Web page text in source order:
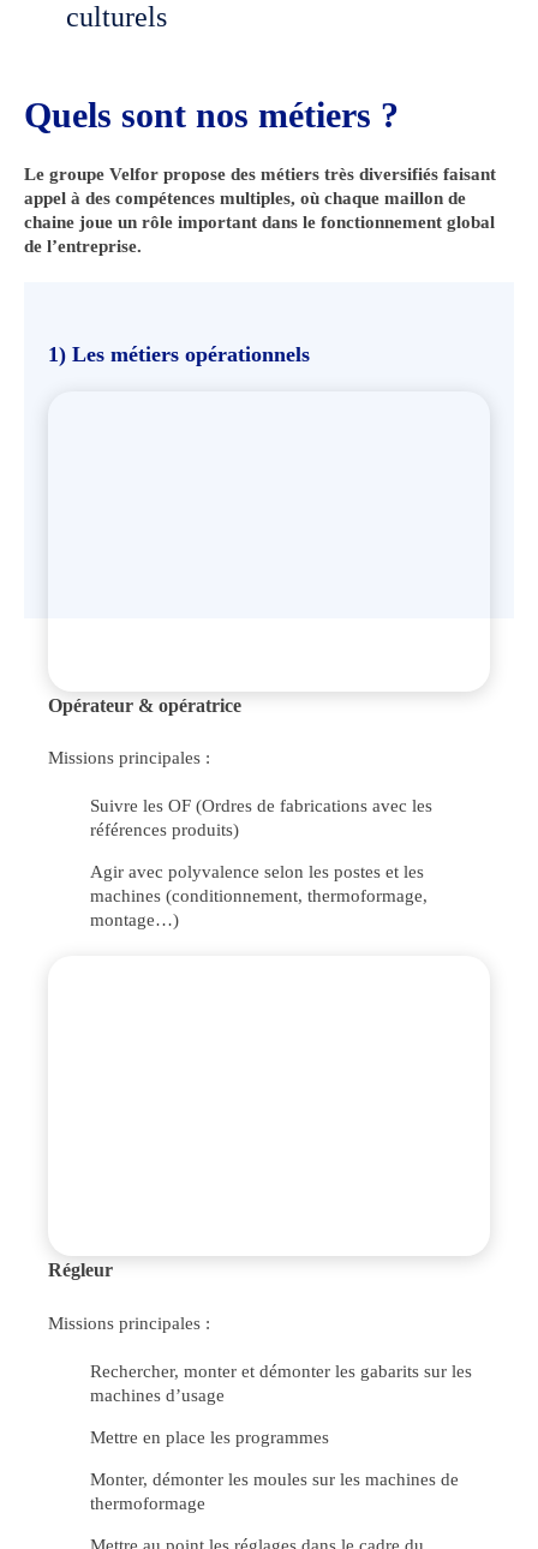
culturels
Quels sont nos métiers ?
Le groupe Velfor propose des métiers très diversifiés faisant
appel à des compétences multiples, où chaque maillon de
chaine joue un rôle important dans le fonctionnement global
de l’entreprise.
1) Les métiers opérationnels
Opérateur & opératrice
Missions principales :
Suivre les OF (Ordres de fabrications avec les
références produits)
Agir avec polyvalence selon les postes et les
machines (conditionnement, thermoformage,
montage…)
Régleur
Missions principales :
Rechercher, monter et démonter les gabarits sur les
machines d’usage
Mettre en place les programmes
Monter, démonter les moules sur les machines de
thermoformage
Mettre au point les réglages dans le cadre du